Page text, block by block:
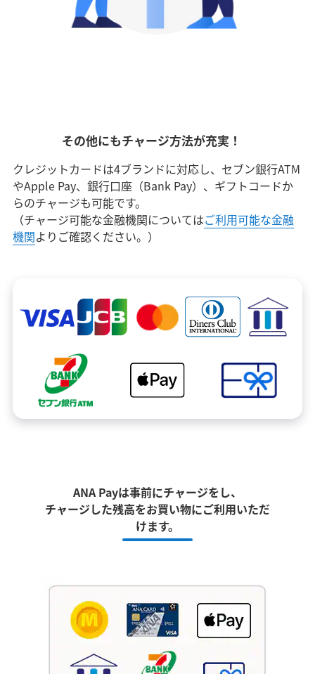
その他にもチャージ方法が充実！
クレジットカードは4ブランドに対応し、セブン銀行ATM
やApple Pay、銀行口座（Bank Pay）、ギフトコードか
らのチャージも可能です。
（チャージ可能な金融機関についてはご利用可能な金融
機関よりご確認ください。）
ANA Payは事前にチャージをし、
チャージした残高をお買い物にご利用いただ
けます。